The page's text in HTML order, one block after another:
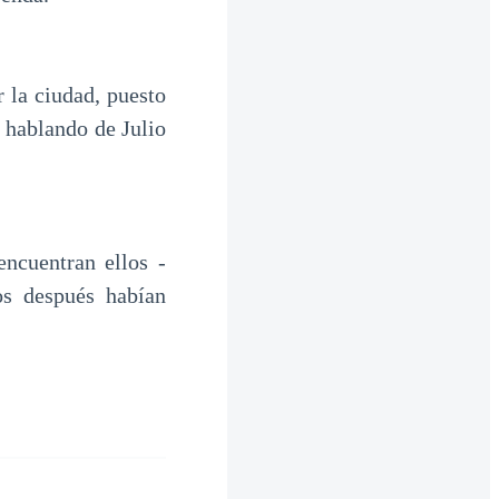
la ciudad, puesto
de Julio
ellos -
después habían